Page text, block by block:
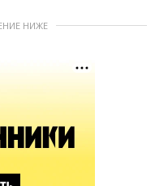
НИЖЕ